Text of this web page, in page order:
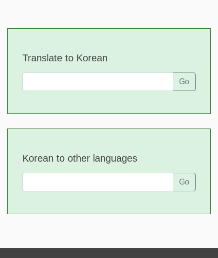
Translate to Korean
Go
Korean to other languages
Go